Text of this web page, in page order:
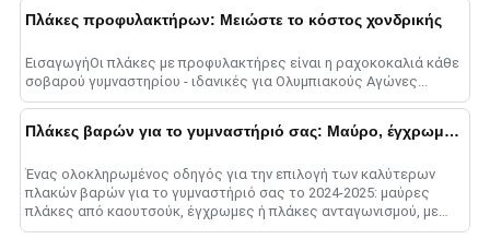
Πλάκες προφυλακτήρων: Μειώστε το κόστος χονδρικής
ΕισαγωγήΟι πλάκες με προφυλακτήρες είναι η ραχοκοκαλιά κάθε
σοβαρού γυμναστηρίου - ιδανικές για Ολυμπιακούς Αγώνες...
Πλάκες βαρών για το γυμναστήριό σας: Μαύρο, έγχρωμο, ή Ανταγωνισμός
Ένας ολοκληρωμένος οδηγός για την επιλογή των καλύτερων
πλακών βαρών για το γυμναστήριό σας το 2024-2025: μαύρες
πλάκες από καουτσούκ, έγχρωμες ή πλάκες ανταγωνισμού, με
πληροφορίες σχετικά με την ανθεκτικότητα, c......